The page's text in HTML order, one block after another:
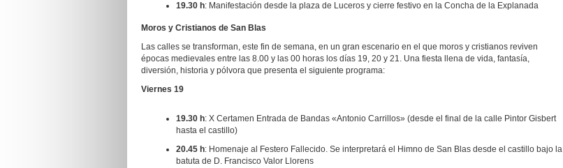
19.30 h: Manifestación desde la plaza de Luceros y cierre festivo en la Concha de la Explanada
Moros y Cristianos de San Blas
Las calles se transforman, este fin de semana, en un gran escenario en el que moros y cristianos reviven
épocas medievales entre las 8.00 y las 00 horas los días 19, 20 y 21. Una fiesta llena de vida, fantasía,
diversión, historia y pólvora que presenta el siguiente programa:
Viernes 19
19.30 h: X Certamen Entrada de Bandas «Antonio Carrillos» (desde el final de la calle Pintor Gisbert
hasta el castillo)
20.45 h: Homenaje al Festero Fallecido. Se interpretará el Himno de San Blas desde el castillo bajo la
batuta de D. Francisco Valor Llorens